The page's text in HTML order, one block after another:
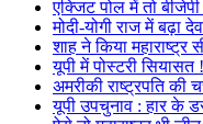
एक्जिट पोल में तो
मोदी-योगी राज में बढ़ा
शाह ने किया
यूपी में पोस्टरी सियासत !
अमरीकी राष्ट्रपति की
यूपी उपचुनाव : हार के